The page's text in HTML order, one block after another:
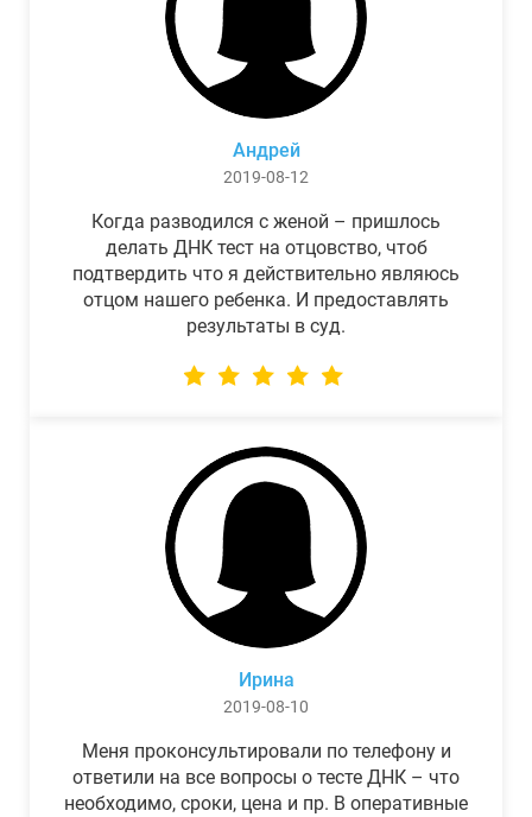
Андрей
2019-08-12
Когда разводился с женой – пришлось
делать ДНК тест на отцовство, чтоб
подтвердить что я действительно являюсь
отцом нашего ребенка. И предоставлять
результаты в суд.
Ирина
2019-08-10
Меня проконсультировали по телефону и
ответили на все вопросы о тесте ДНК – что
необходимо, сроки, цена и пр. В оперативные